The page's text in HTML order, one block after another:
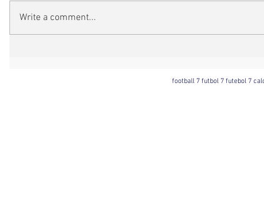
Write a comment...
football 7 futbol 7 futebol 7